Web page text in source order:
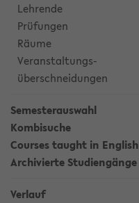
Lehrende
Prüfungen
Räume
Veranstaltungs-
überschneidungen
Semesterauswahl
Kombisuche
Courses taught in English
Archivierte Studiengänge
Verlauf